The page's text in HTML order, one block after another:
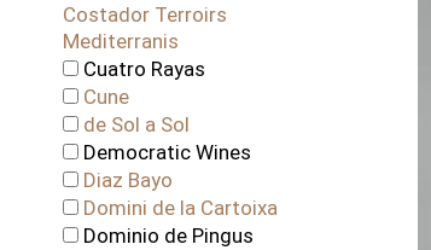
Costador Terroirs
Mediterranis
Cuatro Rayas
Cune
de Sol a Sol
Democratic Wines
Diaz Bayo
Domini de la Cartoixa
Dominio de Pingus